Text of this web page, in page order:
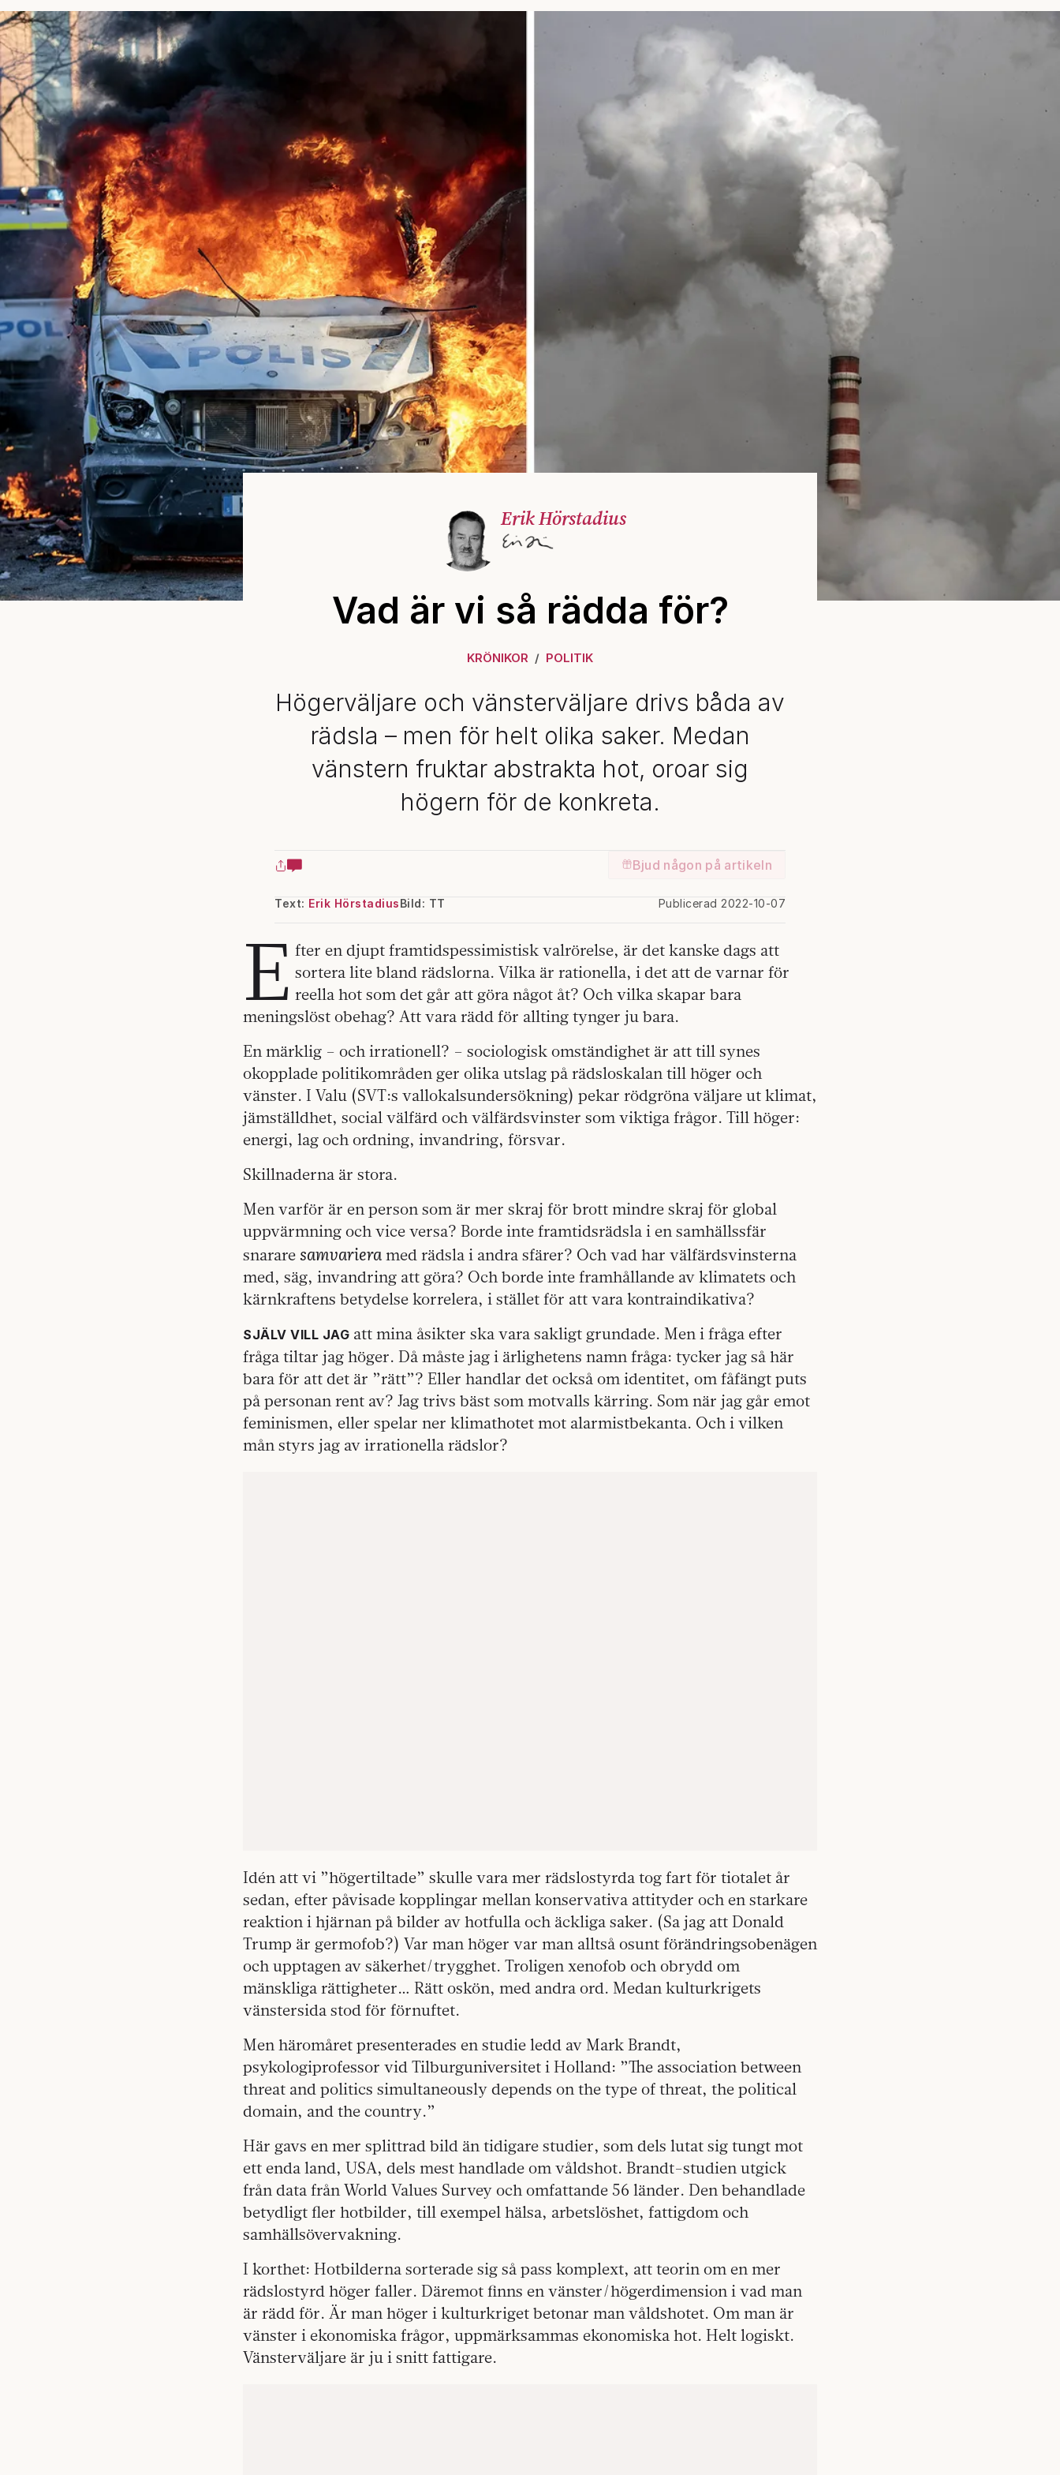
Erik Hörstadius
Vad är vi så rädda för?
KRÖNIKOR POLITIK
Högerväljare och vänsterväljare drivs båda av
rädsla – men för helt olika saker. Medan
vänstern fruktar abstrakta hot, oroar sig
högern för de konkreta.
Bjud någon på artikeln
Text: Erik Hörstadius Publicerad 2022-10-07
Bild: TT
E fter en djupt framtidspessimistisk valrörelse, är det kanske dags att
sortera lite bland rädslorna. Vilka är rationella, i det att de varnar för
reella hot som det går att göra något åt? Och vilka skapar bara
meningslöst obehag? Att vara rädd för allting tynger ju bara.
En märklig – och irrationell? – sociologisk omständighet är att till synes
okopplade politikområden ger olika utslag på rädsloskalan till höger och
vänster. I Valu (SVT:s vallokalsundersökning) pekar rödgröna väljare ut klimat,
jämställdhet, social välfärd och välfärdsvinster som viktiga frågor. Till höger:
energi, lag och ordning, invandring, försvar.
Skillnaderna är stora.
Men varför är en person som är mer skraj för brott mindre skraj för global
uppvärmning och vice versa? Borde inte framtidsrädsla i en samhällssfär
snarare samvariera med rädsla i andra sfärer? Och vad har välfärdsvinsterna
med, säg, invandring att göra? Och borde inte framhållande av klimatets och
kärnkraftens betydelse korrelera, i stället för att vara kontraindikativa?
SJÄLV VILL JAG att mina åsikter ska vara sakligt grundade. Men i fråga efter
fråga tiltar jag höger. Då måste jag i ärlighetens namn fråga: tycker jag så här
bara för att det är ”rätt”? Eller handlar det också om identitet, om fåfängt puts
på personan rent av? Jag trivs bäst som motvalls kärring. Som när jag går emot
feminismen, eller spelar ner klimathotet mot alarmistbekanta. Och i vilken
mån styrs jag av irrationella rädslor?
Idén att vi ”högertiltade” skulle vara mer rädslostyrda tog fart för tiotalet år
sedan, efter påvisade kopplingar mellan konservativa attityder och en starkare
reaktion i hjärnan på bilder av hotfulla och äckliga saker. (Sa jag att Donald
Trump är germofob?) Var man höger var man alltså osunt förändringsobenägen
och upptagen av säkerhet/trygghet. Troligen xenofob och obrydd om
mänskliga rättigheter… Rätt oskön, med andra ord. Medan kulturkrigets
vänstersida stod för förnuftet.
Men häromåret presenterades en studie ledd av Mark Brandt,
psykologiprofessor vid Tilburguniversitet i Holland: ”The association between
threat and politics simultaneously depends on the type of threat, the political
domain, and the country.”
Här gavs en mer splittrad bild än tidigare studier, som dels lutat sig tungt mot
ett enda land, USA, dels mest handlade om våldshot. Brandt-studien utgick
från data från World Values Survey och omfattande 56 länder. Den behandlade
betydligt fler hotbilder, till exempel hälsa, arbetslöshet, fattigdom och
samhällsövervakning.
I korthet: Hotbilderna sorterade sig så pass komplext, att teorin om en mer
rädslostyrd höger faller. Däremot finns en vänster/högerdimension i vad man
är rädd för. Är man höger i kulturkriget betonar man våldshotet. Om man är
vänster i ekonomiska frågor, uppmärksammas ekonomiska hot. Helt logiskt.
Vänsterväljare är ju i snitt fattigare.